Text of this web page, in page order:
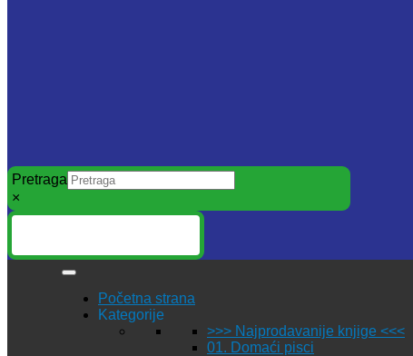
Pretraga
×
Početna strana
Kategorije
>>> Najprodavanije knjige <<<
01. Domaći pisci